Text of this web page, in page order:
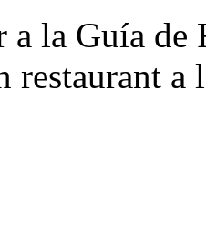
a la Guía de
restaurant